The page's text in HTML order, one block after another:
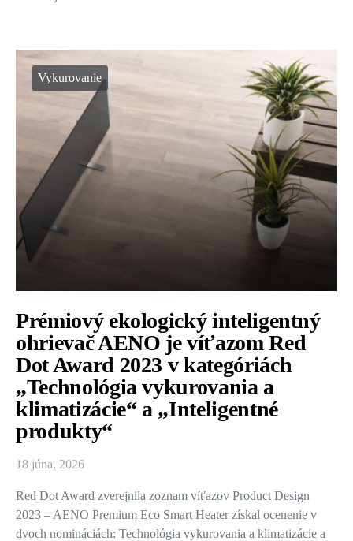
Vykurovanie
Prémiový ekologický inteligentný
ohrievač AENO je víťazom Red
Dot Award 2023 v kategóriách
„Technológia vykurovania a
klimatizácie“ a „Inteligentné
produkty“
18 júna, 2026
Red Dot Award zverejnila zoznam víťazov Product Design
2023 – AENO Premium Eco Smart Heater získal ocenenie v
dvoch nomináciách: Technológia vykurovania a klimatizácie a